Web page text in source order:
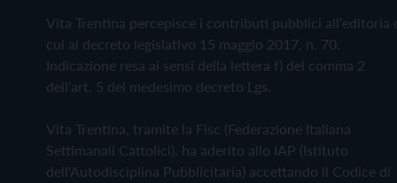
Vita Trentina percepisce i contributi pubblici all'editoria
cui al decreto legislativo 15 maggio 2017, n. 70.
Indicazione resa ai sensi della lettera f) del comma 2
dell'art. 5 del medesimo decreto Lgs.
Vita Trentina, tramite la Fisc (Federazione Italiana
Settimanali Cattolici), ha aderito allo IAP (Istituto
dell'Autodisciplina Pubblicitaria) accettando il Codice di